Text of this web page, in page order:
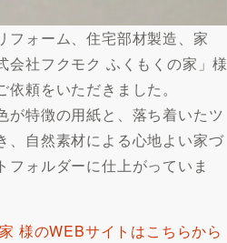
フォーム、住宅部材製造、家
会社フクモク ふくもくの家」様
頼をいただきました。
が特徴の用紙と、落ち着いたツ
、自然素材による心地よい家づ
ォルダーに仕上がっていま
様のWEBサイトはこちらから